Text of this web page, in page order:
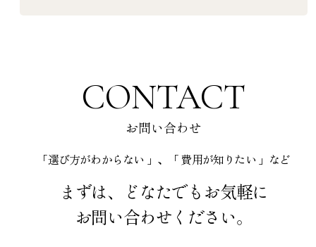
CONTACT
お問い合わせ
「選び方がわからない 」、「 費用が知りたい 」など
まずは、どなたでもお気軽に
お問い合わせください。